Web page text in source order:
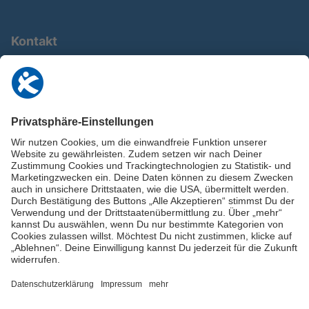
Kontakt
0911 / 9234 950
info@deutschland-im-plus.de
Impressum
Online-Schuldnerberatung
Stellen Sie hier Ihre Fragen und erhalten Sie kostenlos und umgehend
Informationen von unseren Schuldnerberater:innen.
Beratungshotline: 0800 / 5035851
Spendenkonto